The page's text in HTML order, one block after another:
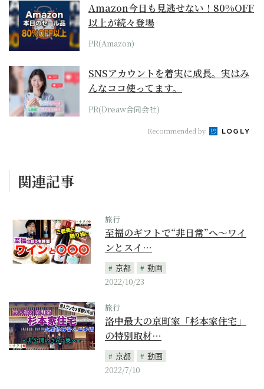
Amazon今日も見逃せない！80%OFF
以上が続々登場
PR(Amazon)
SNSアカウントを着実に成長。実はみ
んなココ使ってます。
PR(Dreaw合同会社)
Recommended by
関連記事
旅行
至福のギフトで“非日常”へ〜ワイ
ンとスイ…
京都
動画
2022/10/23
旅行
洛中最大の京町家「杉本家住宅」
の特別取材…
京都
動画
2022/7/10